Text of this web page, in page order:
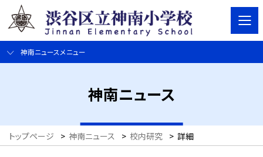
神南ニュースメニュー
神南ニュース
トップページ > 神南ニュース > 校内研究 > 詳細